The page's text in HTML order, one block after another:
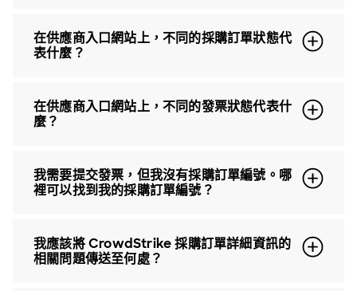
在供應商入口網站上，不同的採購訂單狀態代
表什麼？
在供應商入口網站上，不同的發票狀態代表什
麼？
我需要提交發票，但我沒有採購訂單編號。哪
裡可以找到我的採購訂單編號？
我應該將 CrowdStrike 採購訂單詳細資訊的
相關問題傳送至何處？